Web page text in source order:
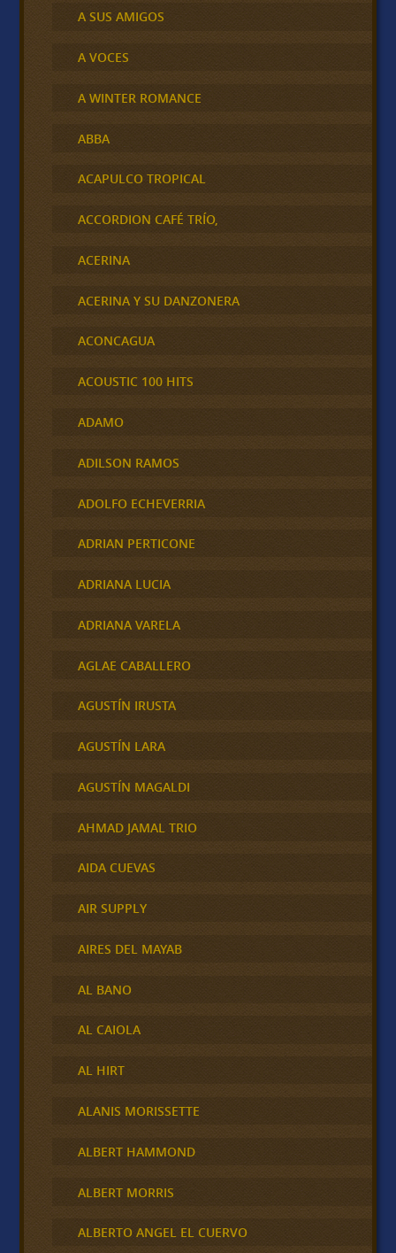
A SUS AMIGOS
A VOCES
A WINTER ROMANCE
ABBA
ACAPULCO TROPICAL
ACCORDION CAFÉ TRÍO,
ACERINA
ACERINA Y SU DANZONERA
ACONCAGUA
ACOUSTIC 100 HITS
ADAMO
ADILSON RAMOS
ADOLFO ECHEVERRIA
ADRIAN PERTICONE
ADRIANA LUCIA
ADRIANA VARELA
AGLAE CABALLERO
AGUSTÍN IRUSTA
AGUSTÍN LARA
AGUSTÍN MAGALDI
AHMAD JAMAL TRIO
AIDA CUEVAS
AIR SUPPLY
AIRES DEL MAYAB
AL BANO
AL CAIOLA
AL HIRT
ALANIS MORISSETTE
ALBERT HAMMOND
ALBERT MORRIS
ALBERTO ANGEL EL CUERVO